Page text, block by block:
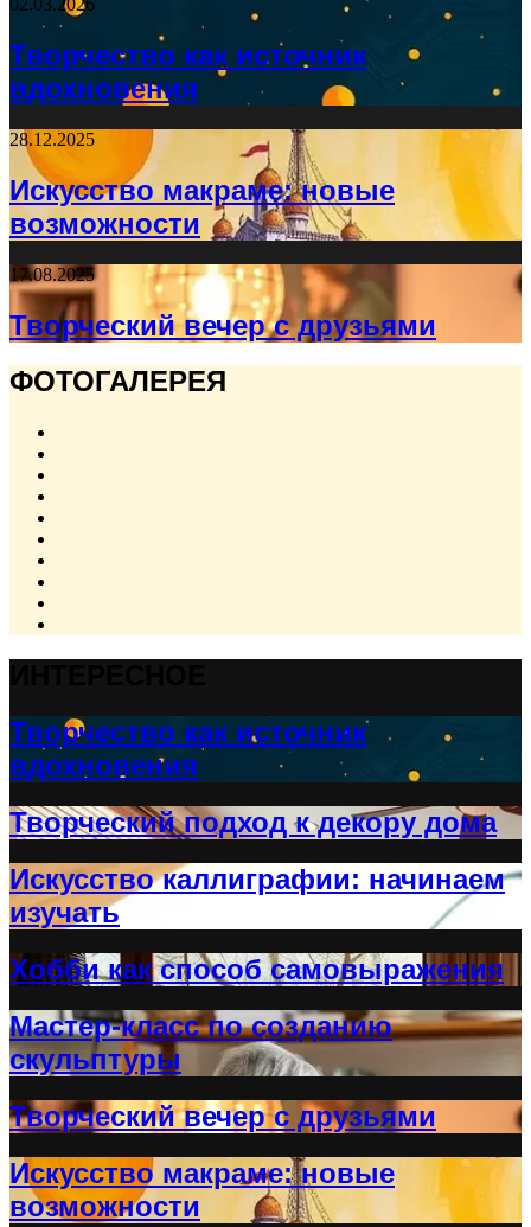
02.03.2026
Творчество как источник
вдохновения
28.12.2025
Искусство макраме: новые
возможности
17.08.2025
Творческий вечер с друзьями
ФОТОГАЛЕРЕЯ
Творчество как источник
вдохновения
Творческий подход к декору дома
Искусство каллиграфии: начинаем
изучать
Хобби как способ самовыражения
Мастер-класс по созданию
скульптуры
Творческий вечер с друзьями
Искусство макраме: новые
возможности